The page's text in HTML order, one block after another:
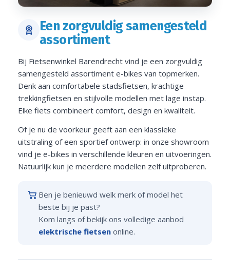
Een zorgvuldig samengesteld
assortiment
Bij Fietsenwinkel Barendrecht vind je een zorgvuldig
samengesteld assortiment e-bikes van topmerken.
Denk aan comfortabele stadsfietsen, krachtige
trekkingfietsen en stijlvolle modellen met lage instap.
Elke fiets combineert comfort, design en kwaliteit.
Of je nu de voorkeur geeft aan een klassieke
uitstraling of een sportief ontwerp: in onze showroom
vind je e-bikes in verschillende kleuren en uitvoeringen.
Natuurlijk kun je meerdere modellen zelf uitproberen.
Ben je benieuwd welk merk of model het
beste bij je past?
Kom langs of bekijk ons volledige aanbod
elektrische fietsen online.